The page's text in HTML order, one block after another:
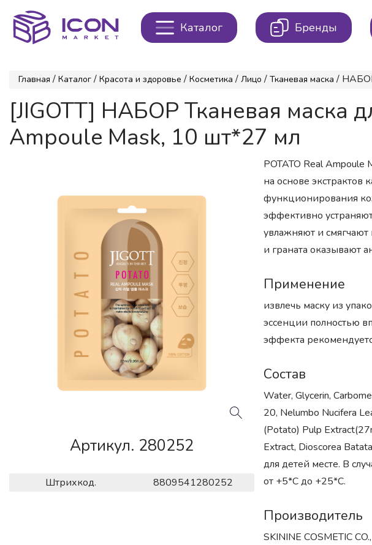
Каталог Бренды
Главная / Каталог / Красота и здоровье / Косметика / Лицо / Тканевая маска /
[JIGOTT] НАБОР Тканевая маска
Ampoule Mask, 10 шт*27 мл
Артикул. 280252
Штрихкод. 8809541280252
POTATO Real Ampoule
на основе
функционирования
эффективно
увлажняют и смягчают
и граната оказывают
Применение
извлечь маску из
эссенции полностью
эффекта
Состав
Water, Glycerin,
20, Nelumbo Nucifera
(Potato) Pulp
Extract, Dioscorea
для детей месте. В
от +5*С до +25*С.
Производитель
SKININE COSMETIC